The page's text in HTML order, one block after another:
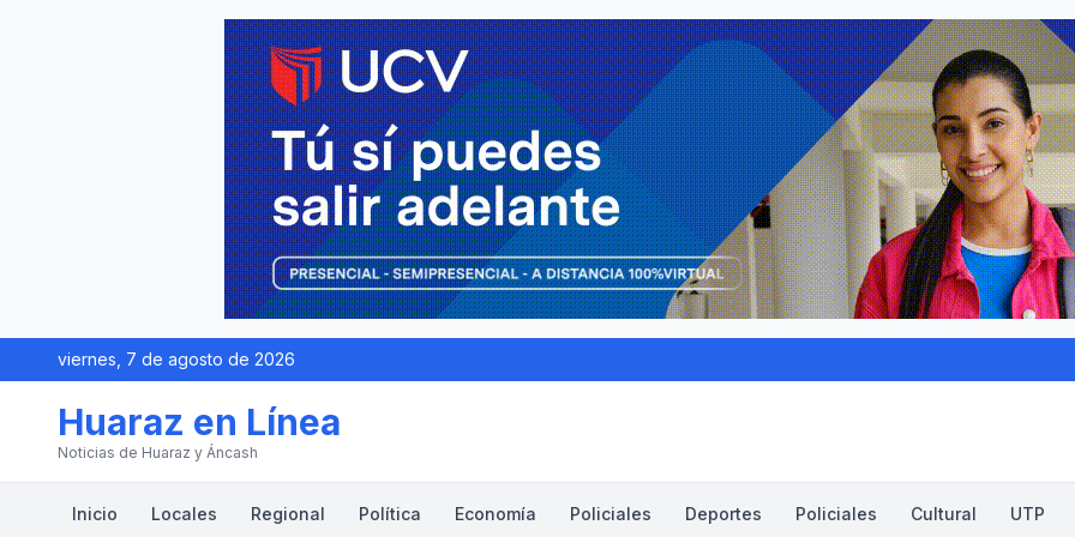
viernes, 7 de agosto de 2026
Huaraz en Línea
Noticias de Huaraz y Áncash
Inicio Locales Regional Política Economía Policiales Deportes Policiales Cultural UTP